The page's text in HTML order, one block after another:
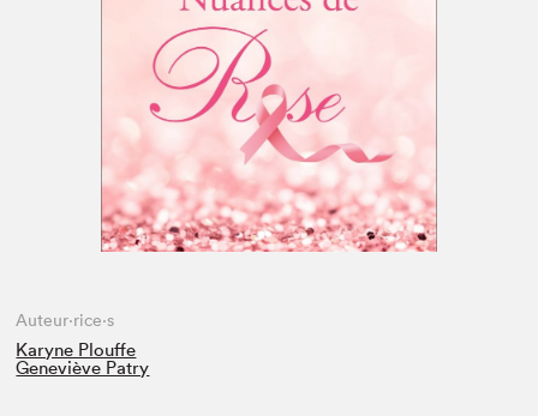
Espace enseignant·e·s
Auteur·rice·s
Karyne Plouffe
Geneviève Patry